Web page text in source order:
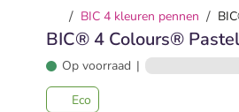
/ BIC 4 kleuren pennen /
BIC® 4 Colours®
Op voorraad |
Eco